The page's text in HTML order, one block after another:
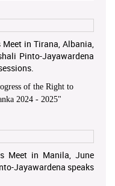
in Tirana, Albania,
Pinto-Jayawardena
of the Right to
2024 - 2025"
Meet in Manila, June
Jayawardena speaks